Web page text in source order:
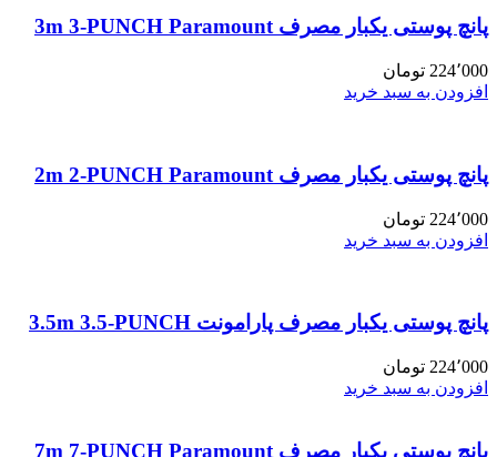
پانچ پوستی یکبار مصرف 3m 3-PUNCH Paramount
224٬000 تومان
افزودن به سبد خرید
پانچ پوستی یکبار مصرف 2m 2-PUNCH Paramount
224٬000 تومان
افزودن به سبد خرید
پانچ پوستی یکبار مصرف پارامونت 3.5m 3.5-PUNCH
224٬000 تومان
افزودن به سبد خرید
پانچ پوستی یکبار مصرف 7m 7-PUNCH Paramount